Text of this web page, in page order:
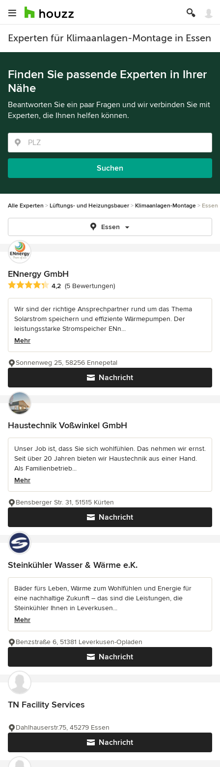
Experten für Klimaanlagen-Montage in Essen
Finden Sie passende Experten in Ihrer
Nähe
Beantworten Sie ein paar Fragen und wir verbinden Sie mit
Experten, die Ihnen helfen können.
Suchen
Alle Experten Lüftungs- und Heizungsbauer Klimaanlagen-Montage Essen
Essen
ENnergy GmbH
Durchschnittliche Bewertung: 4.2 von 5 Sternen
4,2 (5 Bewertungen)
Wir sind der richtige Ansprechpartner rund um das Thema
Solarstrom speichern und effiziente Wärmepumpen. Der
leistungsstarke Stromspeicher ENn...
Mehr
Nachricht
Sonnenweg 25, 58256 Ennepetal
Haustechnik Voßwinkel GmbH
Unser Job ist, dass Sie sich wohlfühlen. Das nehmen wir ernst.
Seit über 20 Jahren bieten wir Haustechnik aus einer Hand.
Als Familienbetrieb...
Mehr
Nachricht
Bensberger Str. 31, 51515 Kürten
Steinkühler Wasser & Wärme e.K.
Bäder fürs Leben, Wärme zum Wohlfühlen und Energie für
eine nachhaltige Zukunft – das sind die Leistungen, die
Steinkühler Ihnen in Leverkusen...
Mehr
Nachricht
Benzstraße 6, 51381 Leverkusen-Opladen
TN Facility Services
Nachricht
Dahlhauserstr.75, 45279 Essen